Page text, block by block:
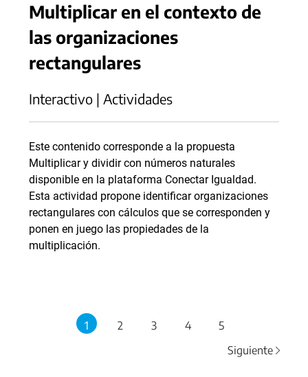
Multiplicar en el contexto de
las organizaciones
rectangulares
Interactivo | Actividades
Este contenido corresponde a la propuesta
Multiplicar y dividir con números naturales
disponible en la plataforma Conectar Igualdad.
Esta actividad propone identificar organizaciones
rectangulares con cálculos que se corresponden y
ponen en juego las propiedades de la
multiplicación.
1 2 3 4
5
Siguiente